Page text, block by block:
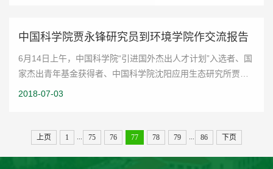
中国科学院贾永锋研究员到环境学院作交流报告
6月14日上午，中国科学院“引进国外杰出人才计划”入选者、国
家杰出青年基金获得者、中国科学院沈阳应用生态研究所贾永
锋研究员应邀来到我校环境学院为我们作了题为“砷的地球化学
2018-07-03
上页 1 75 76 77 78 79 86 下页